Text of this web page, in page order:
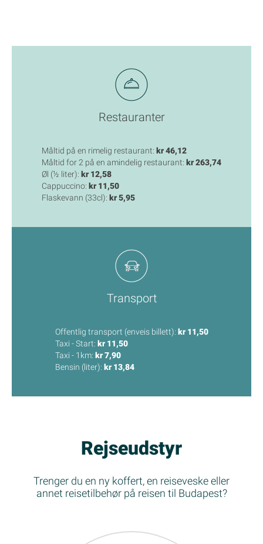
Restauranter
Måltid på en rimelig restaurant: kr 46,12
Måltid for 2 på en amindelig restaurant: kr 263,74
Øl (½ liter): kr 12,58
Cappuccino: kr 11,50
Flaskevann (33cl): kr 5,95
Transport
Offentlig transport (enveis billett): kr 11,50
Taxi - Start: kr 11,50
Taxi - 1km: kr 7,90
Bensin (liter): kr 13,84
Rejseudstyr
Trenger du en ny koffert, en reiseveske eller
annet reisetilbehør på reisen til Budapest?